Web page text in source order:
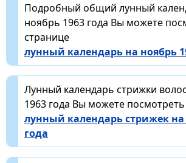
Подробный общий лунный
ноябрь 1963 года Вы можете
странице
лунный календарь на ноябрь
Лунный календарь стрижки
1963 года Вы можете
лунный календарь стрижек на
года